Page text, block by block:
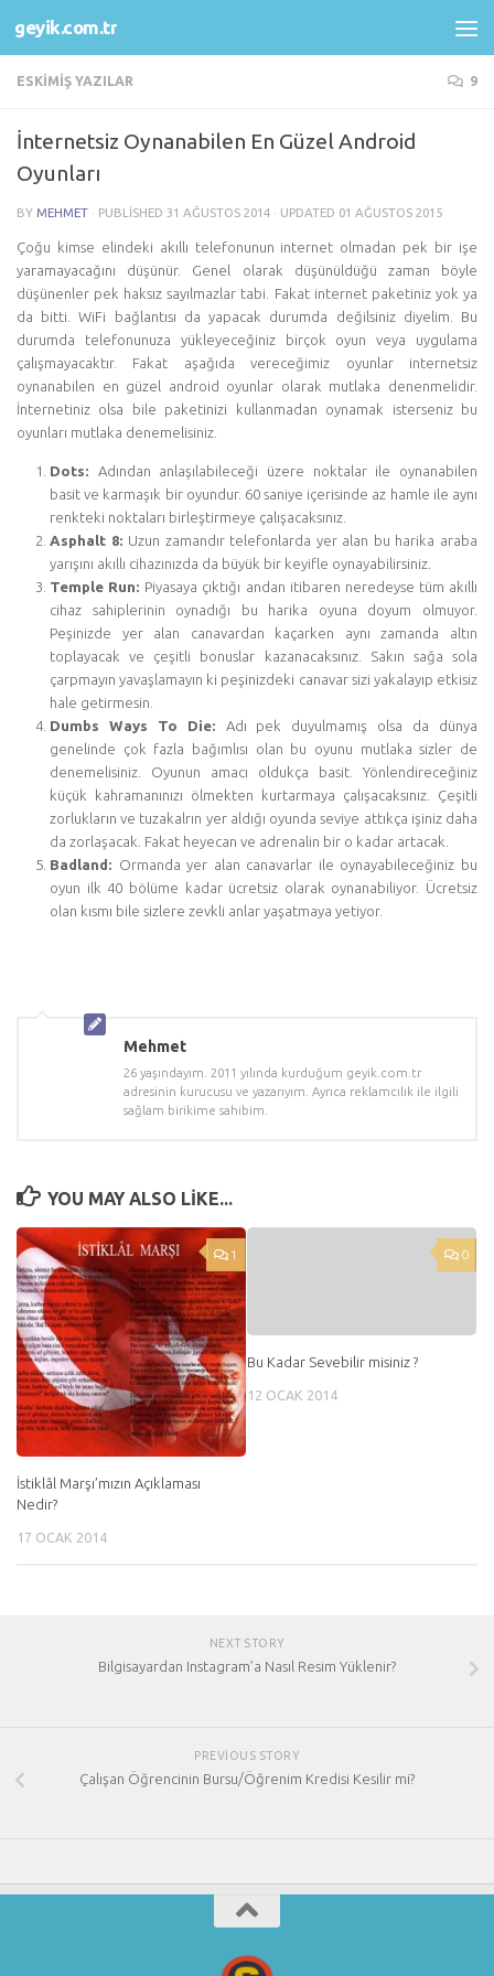
Skip to content
geyik.com.tr
ESKIMIŞ YAZILAR 9
İnternetsiz Oynanabilen En Güzel Android
Oyunları
BY MEHMET · PUBLISHED 31 AĞUSTOS 2014 · UPDATED 01 AĞUSTOS 2015
Çoğu kimse elindeki akıllı telefonunun internet olmadan pek bir işe
yaramayacağını düşünür. Genel olarak düşünüldüğü zaman böyle
düşünenler pek haksız sayılmazlar tabi. Fakat internet paketiniz yok ya
da bitti. WiFi bağlantısı da yapacak durumda değilsiniz diyelim. Bu
durumda telefonunuza yükleyeceğiniz birçok oyun veya uygulama
çalışmayacaktır. Fakat aşağıda vereceğimiz oyunlar internetsiz
oynanabilen en güzel android oyunlar olarak mutlaka denenmelidir.
İnternetiniz olsa bile paketinizi kullanmadan oynamak isterseniz bu
oyunları mutlaka denemelisiniz.
Dots: Adından anlaşılabileceği üzere noktalar ile oynanabilen
basit ve karmaşık bir oyundur. 60 saniye içerisinde az hamle ile aynı
renkteki noktaları birleştirmeye çalışacaksınız.
Asphalt 8: Uzun zamandır telefonlarda yer alan bu harika araba
yarışını akıllı cihazınızda da büyük bir keyifle oynayabilirsiniz.
Temple Run: Piyasaya çıktığı andan itibaren neredeyse tüm akıllı
cihaz sahiplerinin oynadığı bu harika oyuna doyum olmuyor.
Peşinizde yer alan canavardan kaçarken aynı zamanda altın
toplayacak ve çeşitli bonuslar kazanacaksınız. Sakın sağa sola
çarpmayın yavaşlamayın ki peşinizdeki canavar sizi yakalayıp etkisiz
hale getirmesin.
Dumbs Ways To Die:
Adı pek duyulmamış olsa da dünya
genelinde çok fazla bağımlısı olan bu oyunu mutlaka sizler de
denemelisiniz. Oyunun amacı oldukça basit. Yönlendireceğiniz
küçük kahramanınızı ölmekten kurtarmaya çalışacaksınız. Çeşitli
zorlukların ve tuzakalrın yer aldığı oyunda seviye attıkça işiniz daha
da zorlaşacak. Fakat heyecan ve adrenalin bir o kadar artacak.
Badland: Ormanda yer alan canavarlar ile oynayabileceğiniz bu
oyun ilk 40 bölüme kadar ücretsiz olarak oynanabiliyor. Ücretsiz
olan kısmı bile sizlere zevkli anlar yaşatmaya yetiyor.
Mehmet
26 yaşındayım. 2011 yılında kurduğum geyik.com.tr
adresinin kurucusu ve yazarıyım. Ayrıca reklamcılık ile ilgili
sağlam birikime sahibim.
YOU MAY ALSO LIKE...
1
İstiklâl Marşı’mızın Açıklaması
Nedir?
17 OCAK 2014
0
Bu Kadar Sevebilir misiniz ?
12 OCAK 2014
NEXT STORY
Bilgisayardan Instagram’a Nasıl Resim Yüklenir?
PREVIOUS STORY
Çalışan Öğrencinin Bursu/Öğrenim Kredisi Kesilir mi?